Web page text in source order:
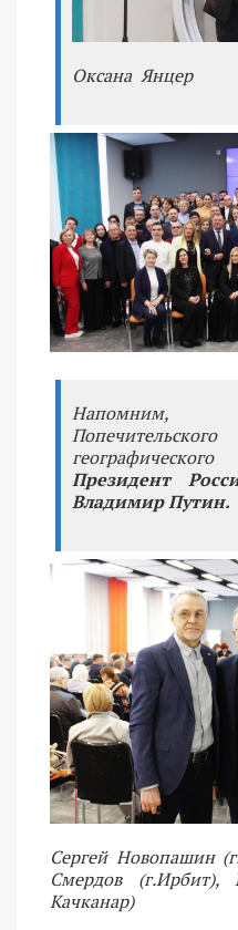
Оксана Янцер
Напомним,
Президент
Владимир Путин.
Сергей Новопашин
Смердов
Качканар)